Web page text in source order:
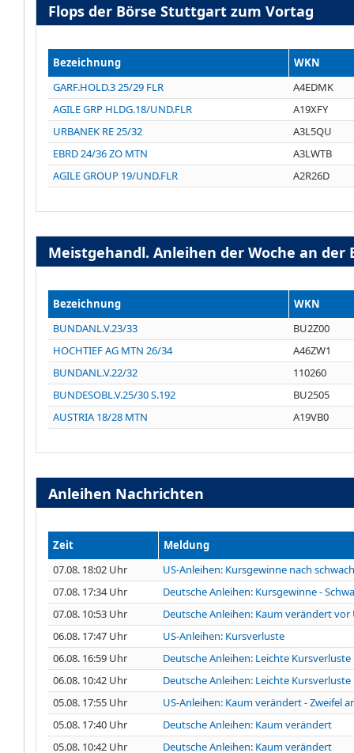
Flops der Börse Stuttgart zum Vortag
Bezeichnung
WKN
GARF.HOLD.3 25/29 FLR
A4EDMK
AGILE GRP HLDG.18/UND.FLR
A19XFY
URBANEK RE 25/32
A3L5QU
EBRD 24/36 ZO MTN
A3LWTB
AGILE GROUP 19/UND.FLR
A2R26D
Meistgehandl. Anleihen der Woche an der
Bezeichnung
WKN
BUNDANL.V.23/33
BU2Z00
HOCHTIEF AG MTN 26/34
A46ZW1
BUNDANL.V.22/32
110260
BUNDESOBL.V.25/30 S.192
BU2505
AUSTRIA 18/28 MTN
A19VB0
Anleihen Nachrichten
Zeit
Meldung
07.08. 18:02 Uhr
US-Anleihen: Kursgewinne nach
07.08. 17:34 Uhr
Deutsche Anleihen: Kursgewinne -
07.08. 10:53 Uhr
Deutsche Anleihen: Kaum verändert
06.08. 17:47 Uhr
US-Anleihen: Kursverluste
06.08. 16:59 Uhr
Deutsche Anleihen: Leichte Kursverluste
06.08. 10:42 Uhr
Deutsche Anleihen: Leichte Kursverluste
05.08. 17:55 Uhr
US-Anleihen: Kaum verändert - Zweifel
05.08. 17:40 Uhr
Deutsche Anleihen: Kaum verändert
05.08. 10:42 Uhr
Deutsche Anleihen: Kaum verändert